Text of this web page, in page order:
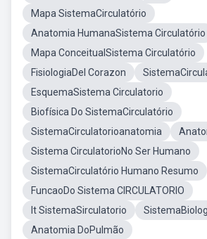
Mapa SistemaCirculatório
Anatomia HumanaSistema Circulatório
Mapa ConceitualSistema Circulatório
FisiologiaDel Corazon
EsquemaSistema Circulatorio
Biofísica Do SistemaCirculatório
SistemaCirculatorioanatomia
Sistema CirculatorioNo Ser Humano
SistemaCirculatório Humano Resumo
FuncaoDo Sistema CIRCULATORIO
It SistemaSirculatorio
Anatomia DoPulmão